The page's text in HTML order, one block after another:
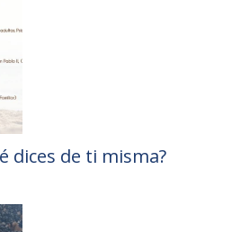
dices de ti misma?